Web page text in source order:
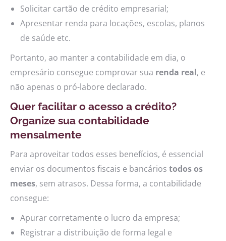
Solicitar cartão de crédito empresarial;
Apresentar renda para locações, escolas, planos
de saúde etc.
Portanto, ao manter a contabilidade em dia, o
empresário consegue comprovar sua renda real, e
não apenas o pró-labore declarado.
Quer facilitar o acesso a crédito?
Organize sua contabilidade
mensalmente
Para aproveitar todos esses benefícios, é essencial
enviar os documentos fiscais e bancários todos os
meses, sem atrasos. Dessa forma, a contabilidade
consegue:
Apurar corretamente o lucro da empresa;
Registrar a distribuição de forma legal e